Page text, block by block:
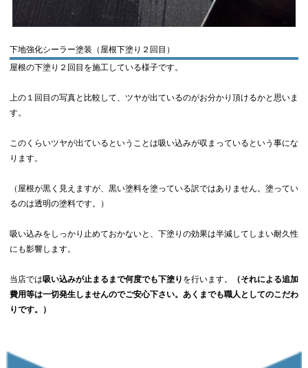
下地強化シーラー塗装（屋根下塗り２回目）
屋根の下塗り２回目を施工している様子です。
上の１回目の写真と比較して、ツヤが出ているのがお分かり頂けるかと思いま
す。
このくらいツヤが出ているということは吸い込みが収まっているという事にな
ります。
（屋根が黒く見えますが、黒い塗料を塗っている訳ではありません。塗ってい
るのは透明の塗料です。）
吸い込みをしっかり止めておかないと、下塗りの効果は半減してしまい耐久性
にも影響します。
当店では吸い込みが止まるまで何度でも下塗り を行います。
（それによる追加
費用等は一切発生しませんのでご安心下さい。あくまでも職人としてのこだわ
りです。）